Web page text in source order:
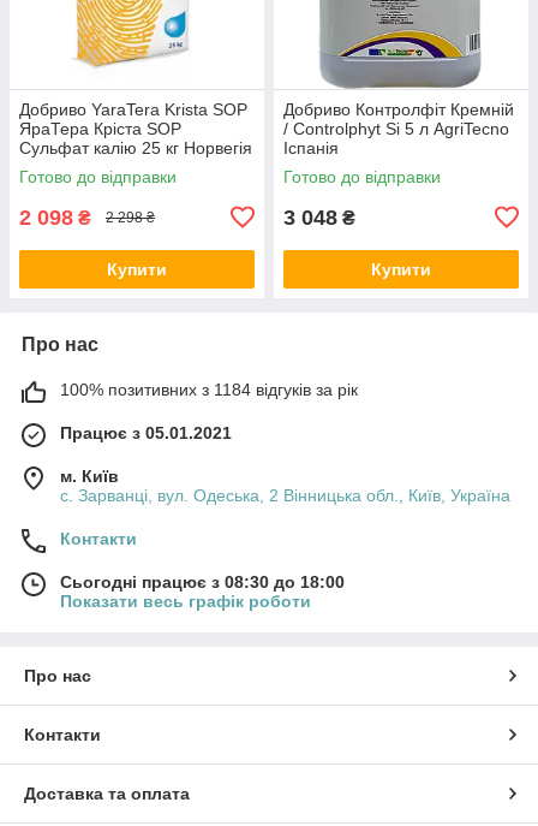
Добриво YaraTera Krista SOP
ЯраТера Кріста SOP
Сульфат калію 25 кг Норвегія
Готово до відправки
2 098 ₴ 2 298 ₴
Купити
Добриво Контролфіт Кремній
/ Controlphyt Si 5 л AgriTecno
Іспанія
Готово до відправки
3 048 ₴
Купити
Про нас
100% позитивних з 1184 відгуків за рік
Працює з 05.01.2021
м. Київ
с. Зарванці, вул. Одеська, 2 Вінницька обл., Київ, Україна
Контакти
Сьогодні працює з 08:30 до 18:00
Показати весь графік роботи
Про нас
Контакти
Доставка та оплата